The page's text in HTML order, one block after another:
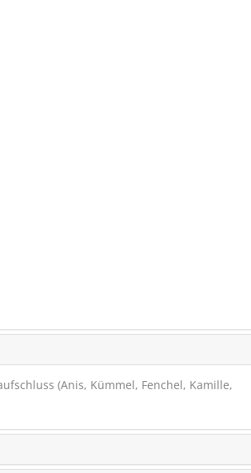
(Anis, Kümmel, Fenchel, Kamille,